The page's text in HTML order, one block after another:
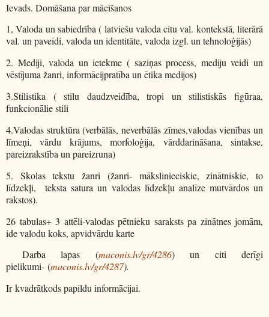
Ievads. Domāšana par mācīšanos
1, Valoda un sabiedrība ( latviešu valoda citu val. kontekstā, literārā
val. un paveidi, valoda un identitāte, valoda izgl. un tehnoloģijās)
2. Mediji, valoda un ietekme ( saziņas process, mediju veidi un
vēstījuma žanri, informācijpratība un ētika medijos)
3.Stilistika ( stilu daudzveidība, tropi un stilistiskās figūraa,
funkcionālie stili
4.Valodas struktūra (verbālās, neverbālās zīmes,valodas vienības un
līmeņi, vārdu krājums, morfoloģija, vārddarināšana, sintakse,
pareizrakstība un pareizruna)
5. Skolas tekstu žanri (žanri- mākslinieciskie, zinātniskie, to
līdzekļi, teksta satura un valodas līdzekļu analīze mutvārdos un
rakstos).
26 tabulas+ 3 attēli-valodas pētnieku saraksts pa zinātnes jomām,
ide valodu koks, apvidvārdu karte
Darba lapas (maconis.lv/gr/4286) un citi derīgi
pielikumi- (maconis.lv/gr/4287).
Ir kvadrātkods papildu informācijai.